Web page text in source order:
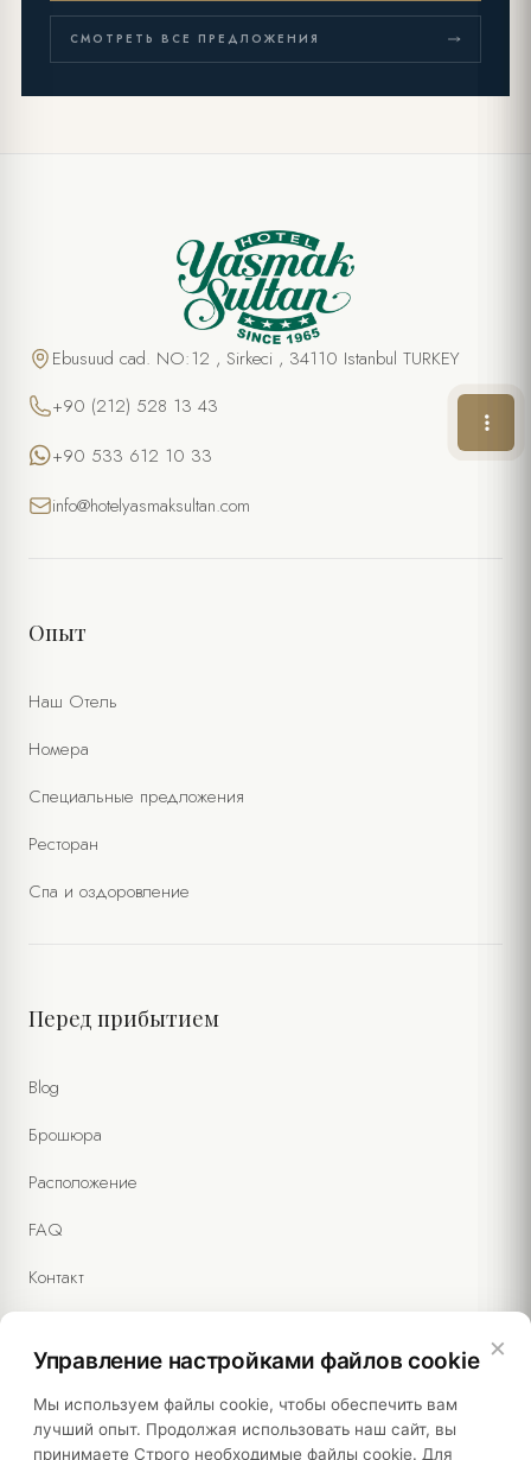
СМОТРЕТЬ ВСЕ ПРЕДЛОЖЕНИЯ
Видеосъёмка в Старом городе
ТЕЛЕФОН
ОСОБЫЕ ПОЖЕЛАНИЯ / ПРИМЕЧАНИЯ
Я согласен получать коммерческие сообщения и на обработку
(Необязательно)
Ebusuud cad. NO:12 , Sirkeci , 34110 Istanbul TURKEY
+90 (212) 528 13 43
+90 533 612 10 33
info@hotelyasmaksultan.com
Опыт
Наш Отель
Номера
Специальные предложения
Ресторан
Спа и оздоровление
Перед прибытием
Blog
Брошюра
Расположение
FAQ
Контакт
Правовая информация
×
Управление настройками файлов cookie
Мы используем файлы cookie, чтобы обеспечить вам
лучший опыт. Продолжая использовать наш сайт, вы
принимаете Строго необходимые файлы cookie. Для